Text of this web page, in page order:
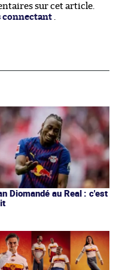
sur cet article.
connectant
Diomandé au Real : c'est